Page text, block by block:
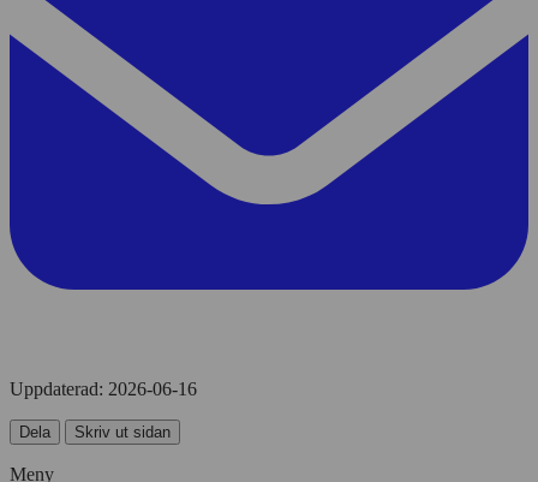
Uppdaterad: 2026-06-16
Dela Skriv ut sidan
Meny